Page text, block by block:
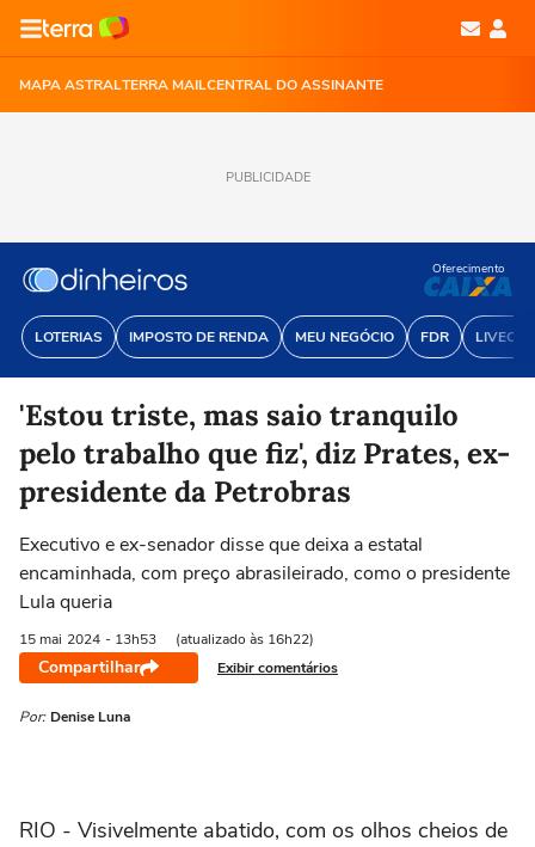
MAPA ASTRALTERRA MAILCENTRAL DO ASSINANTE
PUBLICIDADE
LOTERIAS IMPOSTO DE RENDA MEU NEGÓCIO FDR
Oferecimento
'Estou triste, mas saio tranquilo
pelo trabalho que fiz', diz Prates, ex-
presidente da Petrobras
Executivo e ex-senador disse que deixa a estatal
encaminhada, com preço abrasileirado, como o presidente
Lula queria
15 mai 2024 - 13h53 (atualizado às 16h22)
Compartilhar Exibir comentários
Por: Denise Luna
RIO - Visivelmente abatido, com os olhos cheios de